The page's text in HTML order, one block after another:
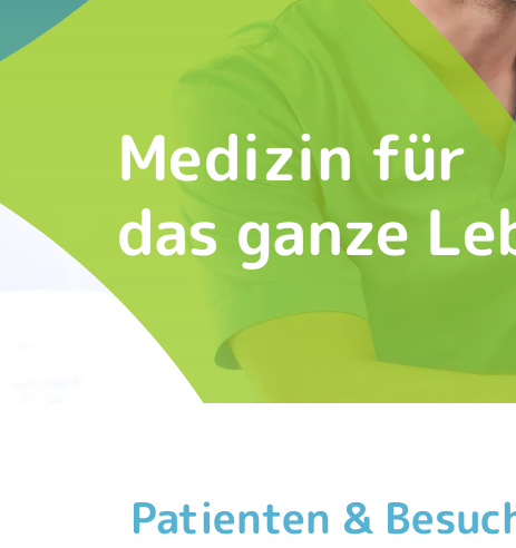
Medizin für
das ganze
Patienten &